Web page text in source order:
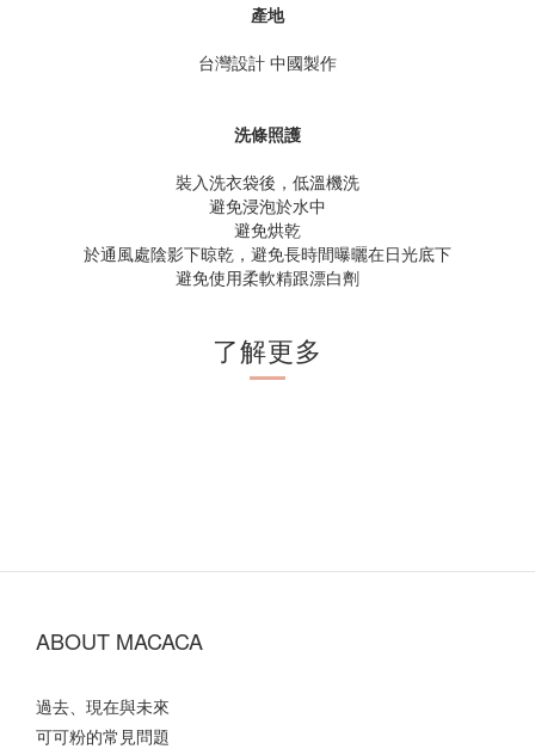
產地
台灣設計 中國製作
洗條照護
裝入洗衣袋後，低溫機洗
避免浸泡於水中
避免烘乾
於通風處陰影下晾乾，避免長時間曝曬在日光底下
避免使用柔軟精跟漂白劑
了解更多
ABOUT MACACA
過去、現在與未來
可可粉的常見問題